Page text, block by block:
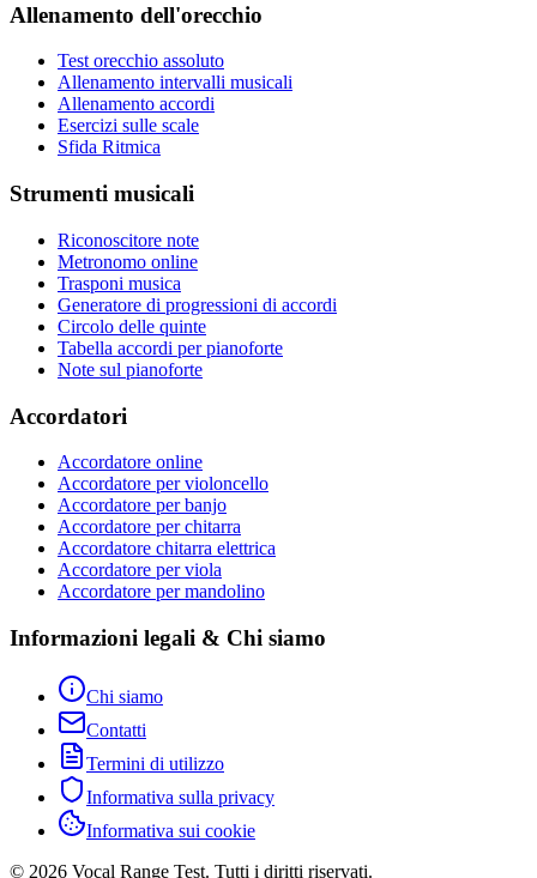
Allenamento dell'orecchio
Test orecchio assoluto
Allenamento intervalli musicali
Allenamento accordi
Esercizi sulle scale
Sfida Ritmica
Strumenti musicali
Riconoscitore note
Metronomo online
Trasponi musica
Generatore di progressioni di accordi
Circolo delle quinte
Tabella accordi per pianoforte
Note sul pianoforte
Accordatori
Accordatore online
Accordatore per violoncello
Accordatore per banjo
Accordatore per chitarra
Accordatore chitarra elettrica
Accordatore per viola
Accordatore per mandolino
Informazioni legali & Chi siamo
Chi siamo
Contatti
Termini di utilizzo
Informativa sulla privacy
Informativa sui cookie
© 2026 Vocal Range Test. Tutti i diritti riservati.